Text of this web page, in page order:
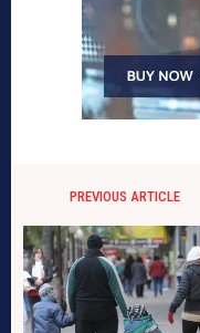
PREVIOUS ARTICLE